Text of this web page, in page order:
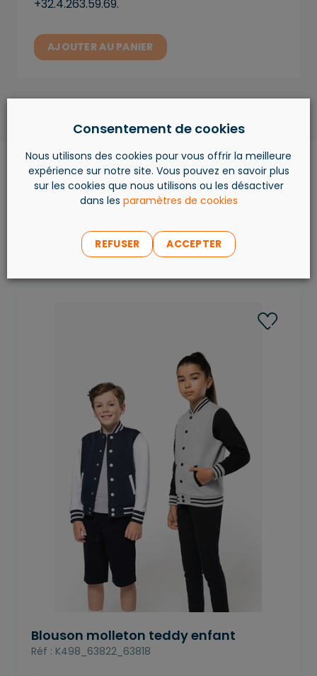
+32.4.263.59.69.
AJOUTER AU PANIER
vendus
Blouson molleton teddy enfant
Réf : K498_63822_63818
Consentement de cookies
Nous utilisons des cookies pour vous offrir la meilleure
expérience sur notre site. Vous pouvez en savoir plus
sur les cookies que nous utilisons ou les désactiver
dans les paramètres de cookies
REFUSER ACCEPTER